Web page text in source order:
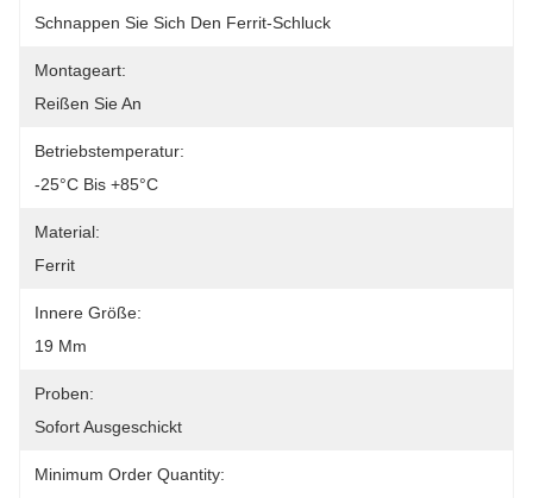
Schnappen Sie Sich Den Ferrit-Schluck
Montageart:
Reißen Sie An
Betriebstemperatur:
-25°C Bis +85°C
Material:
Ferrit
Innere Größe:
19 Mm
Proben:
Sofort Ausgeschickt
Minimum Order Quantity: